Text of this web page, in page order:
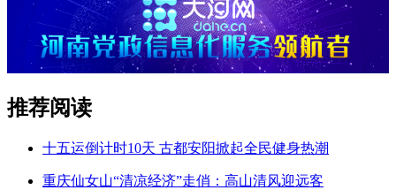
推荐阅读
十五运倒计时10天 古都安阳掀起全民健身热潮
重庆仙女山“清凉经济”走俏：高山清风迎远客